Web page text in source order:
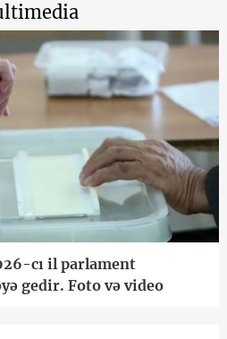
cı il parlament
gedir. Foto və video